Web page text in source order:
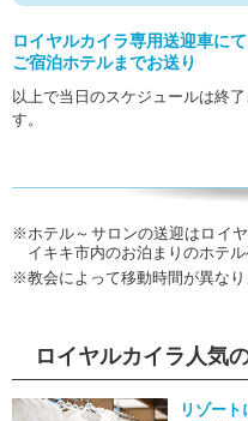
ロイヤルカイラ専用送迎車にて
ご宿泊ホテルまでお送り
以上で当日のスケジュールは終了
す。
※ホテル～サロンの送迎はロイ
イキキ市内のお泊まりのホテ
※教会によって移動時間が異なり
ロイヤルカイラ人気
リゾー